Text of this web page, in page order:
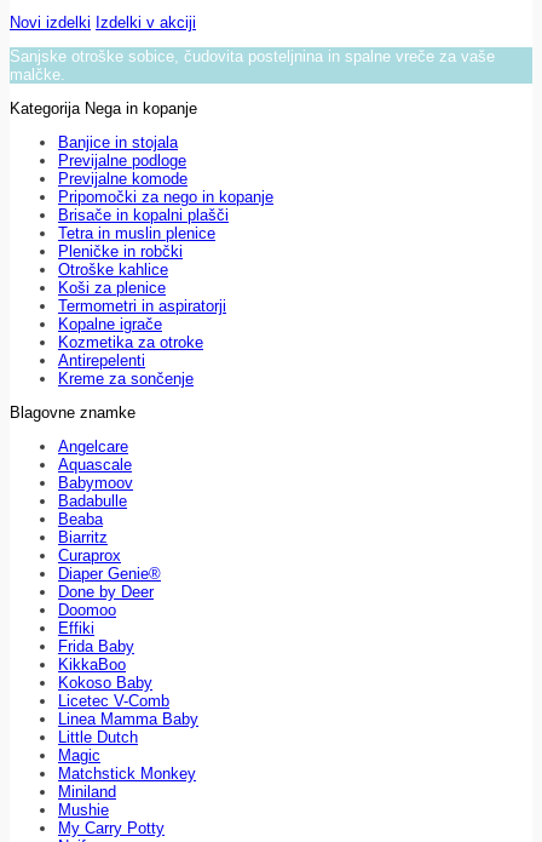
Novi izdelki Izdelki v akciji
Sanjske otroške sobice, čudovita posteljnina in spalne vreče za vaše
malčke.
Kategorija Nega in kopanje
Banjice in stojala
Previjalne podloge
Previjalne komode
Pripomočki za nego in kopanje
Brisače in kopalni plašči
Tetra in muslin plenice
Pleničke in robčki
Otroške kahlice
Koši za plenice
Termometri in aspiratorji
Kopalne igrače
Kozmetika za otroke
Antirepelenti
Kreme za sončenje
Blagovne znamke
Angelcare
Aquascale
Babymoov
Badabulle
Beaba
Biarritz
Curaprox
Diaper Genie®
Done by Deer
Doomoo
Effiki
Frida Baby
KikkaBoo
Kokoso Baby
Licetec V-Comb
Linea Mamma Baby
Little Dutch
Magic
Matchstick Monkey
Miniland
Mushie
My Carry Potty